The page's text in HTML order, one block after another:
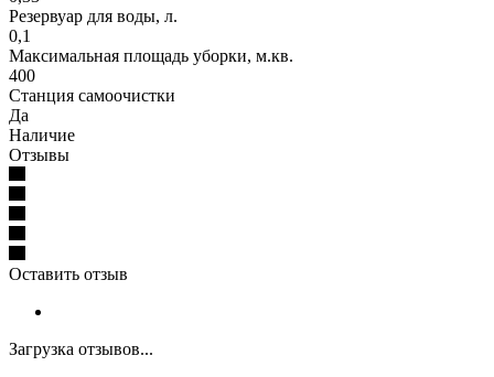
Резервуар для воды, л.
0,1
Максимальная площадь уборки, м.кв.
400
Станция самоочистки
Да
Наличие
Отзывы
Оставить отзыв
Загрузка отзывов...